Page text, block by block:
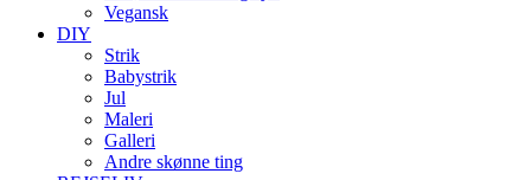
Vegansk
DIY
Strik
Babystrik
Jul
Maleri
Galleri
Andre skønne ting